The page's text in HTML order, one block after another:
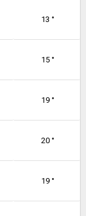
13 °
15 °
19 °
20 °
19 °